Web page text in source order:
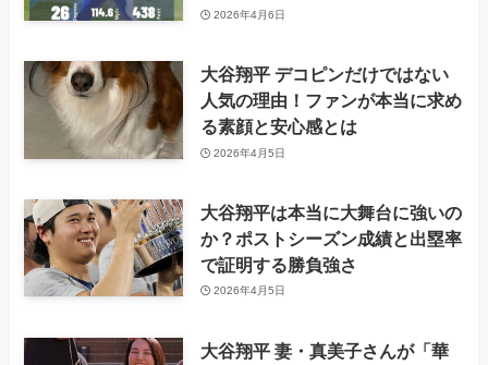
2026年4月6日
大谷翔平 デコピンだけではない
人気の理由！ファンが本当に求め
る素顔と安心感とは
2026年4月5日
大谷翔平は本当に大舞台に強いの
か？ポストシーズン成績と出塁率
で証明する勝負強さ
2026年4月5日
大谷翔平 妻・真美子さんが「華